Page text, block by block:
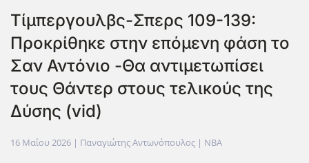
Τίμπεργουλβς-Σπερς 109-139:
Προκρίθηκε στην επόμενη φάση το
Σαν Αντόνιο -Θα αντιμετωπίσει
τους Θάντερ στους τελικούς της
Δύσης (vid)
16 Μαΐου 2026 | Παναγιώτης Αντωνόπουλος | NBA